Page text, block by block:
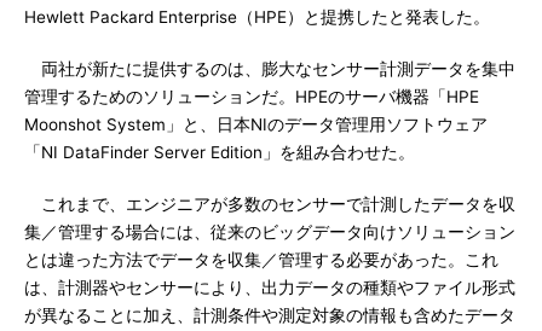
Hewlett Packard Enterprise（HPE）と提携したと発表した。
両社が新たに提供するのは、膨大なセンサー計測データを集中
管理するためのソリューションだ。HPEのサーバ機器「HPE
Moonshot System」と、日本NIのデータ管理用ソフトウェア
「NI DataFinder Server Edition」を組み合わせた。
これまで、エンジニアが多数のセンサーで計測したデータを収
集／管理する場合には、従来のビッグデータ向けソリューション
とは違った方法でデータを収集／管理する必要があった。これ
は、計測器やセンサーにより、出力データの種類やファイル形式
が異なることに加え、計測条件や測定対象の情報も含めたデータ